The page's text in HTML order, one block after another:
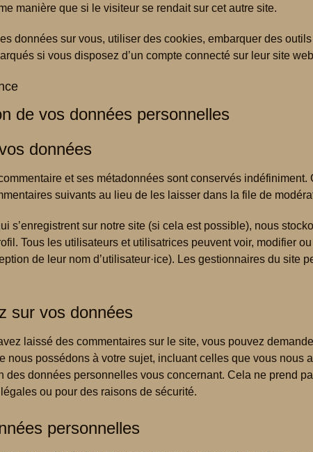
manière que si le visiteur se rendait sur cet autre site.
données sur vous, utiliser des cookies, embarquer des
si vous disposez d’un compte connecté sur leur site
de vos données personnelles
données
et ses métadonnées sont conservés indéfiniment.
suivants au lieu de les laisser dans la file de
s’enregistrent sur notre site (si cela est possible), nous
Tous les utilisateurs et utilisatrices peuvent voir, modifier
de leur nom d’utilisateur·ice). Les gestionnaires du site
sur vos données
laissé des commentaires sur le site, vous pouvez
nous possédons à votre sujet, incluant celles que vous nous
des données personnelles vous concernant. Cela ne prend
ou pour des raisons de sécurité.
personnelles